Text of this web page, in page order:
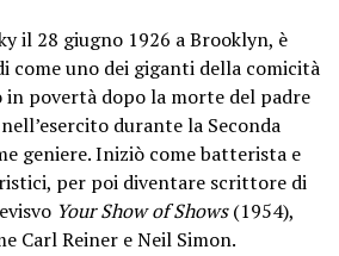
il 28 giugno 1926 a Brooklyn, è
come uno dei giganti della comicità
in povertà dopo la morte del padre
durante la Seconda
geniere. Iniziò come batterista e
per poi diventare scrittore di
Your Show of Shows(1954),
Carl Reiner e Neil Simon.